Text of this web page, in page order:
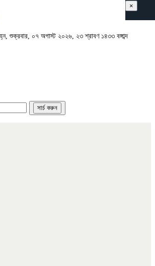
শুক্রবার, ০৭ অগাস্ট ২০২৬, ২৩ শ্রাবণ ১৪৩৩ বঙ্গাব্দ
×